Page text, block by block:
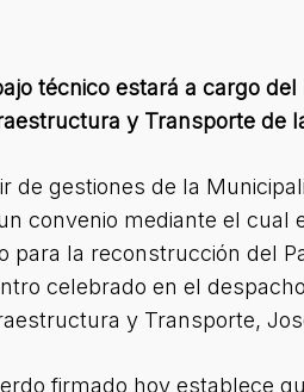
técnico estará a cargo
y Transporte de
de gestiones de la
convenio mediante el cual
para la reconstrucción del
celebrado en el
y Transporte,
firmado hoy establece